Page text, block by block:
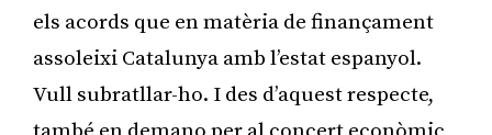
els acords que en matèria de finançament
assoleixi Catalunya amb l’estat espanyol.
Vull subratllar-ho. I des d’aquest respecte,